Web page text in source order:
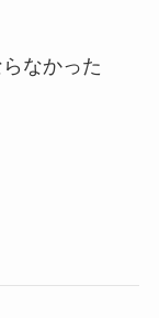
なかった